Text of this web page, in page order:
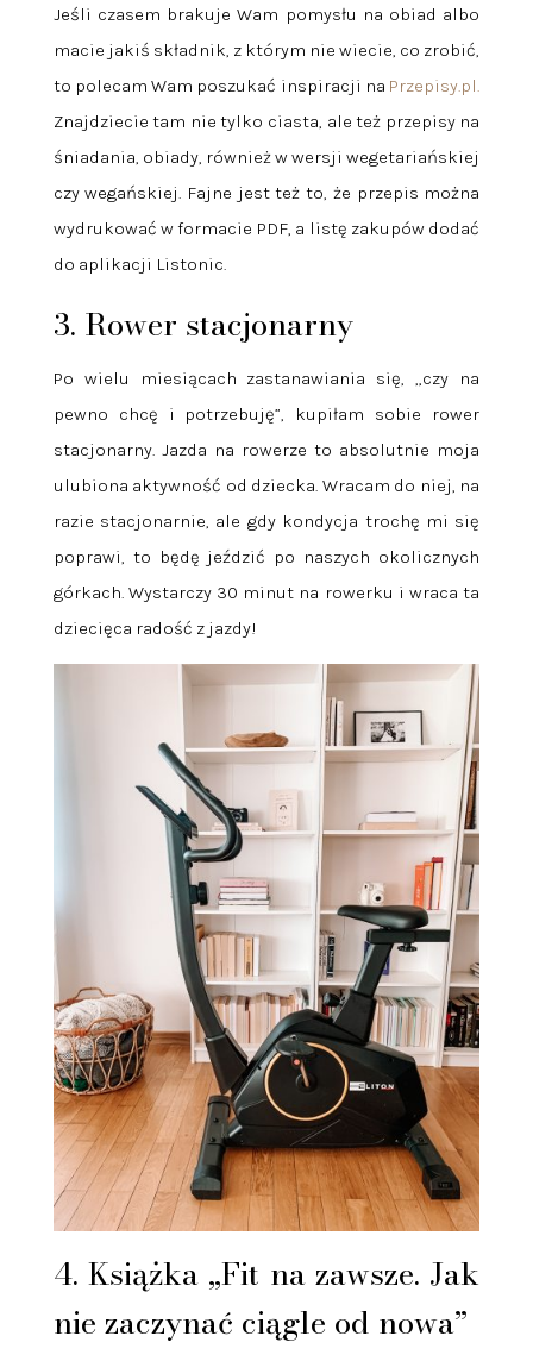
Jeśli czasem brakuje Wam pomysłu na obiad albo
macie jakiś składnik, z którym nie wiecie, co zrobić,
to polecam Wam poszukać inspiracji na Przepisy.pl.
Znajdziecie tam nie tylko ciasta, ale też przepisy na
śniadania, obiady, również w wersji wegetariańskiej
czy wegańskiej. Fajne jest też to, że przepis można
wydrukować w formacie PDF, a listę zakupów dodać
do aplikacji Listonic.
3. Rower stacjonarny
Po wielu miesiącach zastanawiania się, „czy na
pewno chcę i potrzebuję”, kupiłam sobie rower
stacjonarny. Jazda na rowerze to absolutnie moja
ulubiona aktywność od dziecka. Wracam do niej, na
razie stacjonarnie, ale gdy kondycja trochę mi się
poprawi, to będę jeździć po naszych okolicznych
górkach. Wystarczy 30 minut na rowerku i wraca ta
dziecięca radość z jazdy!
4. Książka „Fit na zawsze. Jak
nie zaczynać ciągle od nowa”